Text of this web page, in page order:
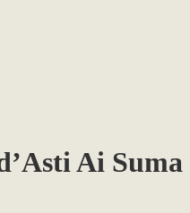
Ai Suma